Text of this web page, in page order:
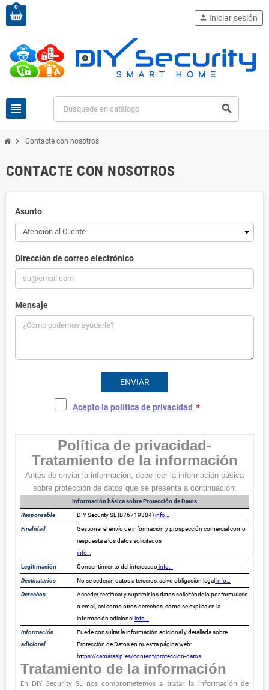
0
view_headline search
person Iniciar sesión
chevron_right Contacte con nosotros
CONTACTE CON NOSOTROS
Asunto
Dirección de correo electrónico
Mensaje
Acepto la política de privacidad *
Política de privacidad-
Tratamiento de la información
Antes de enviar la información, debe leer la información básica
sobre protección de datos que se presenta a continuación:
Información básica sobre Protección de Datos
Responsable DIY Security SL (B76719384)info…
Finalidad
Gestionar el envío de información y prospección comercial como
respuesta a los datos solicitados
info…
Legitimación Consentimiento del interesadoinfo…
Destinatarios No se cederán datos a terceros, salvo obligación legal info…
Derechos
Acceder, rectificar y suprimir los datos solicitándolo por formulario
o email, así como otros derechos, como se explica en la
información adicional info…
Información
adicional
Puede consultar la información adicional y detallada sobre
Protección de Datos en nuestra página web:
https://camarasip.es/content/proteccion-datos
Tratamiento de la información
En DIY Security SL nos comprometemos a tratar la información de